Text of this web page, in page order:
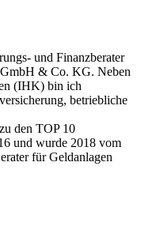
und Finanzberater
& Co. KG. Neben
(IHK) bin ich
betriebliche
den TOP 10
und wurde 2018 vom
für Geldanlagen